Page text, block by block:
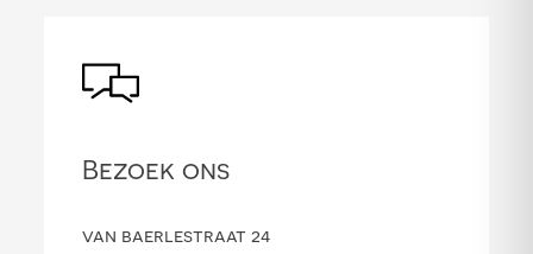
Bezoek ons
van baerlestraat 24